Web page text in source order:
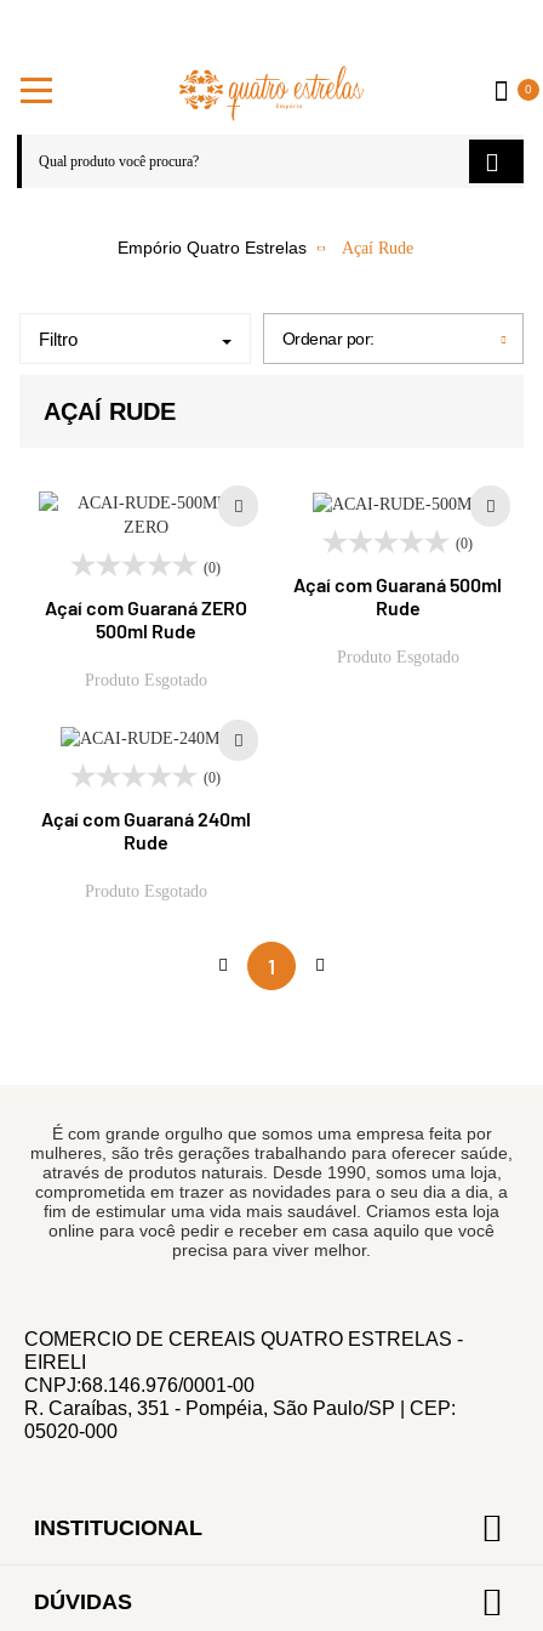
0
Açaí Rude
AÇAÍ RUDE
Ordenar por:
(0)
Açaí com Guaraná ZERO
500ml Rude
Produto Esgotado
(0)
Açaí com Guaraná 500ml
Rude
Produto Esgotado
(0)
Açaí com Guaraná 240ml
Rude
Produto Esgotado
1
Filtro
É com grande orgulho que somos uma empresa feita por
mulheres, são três gerações trabalhando para oferecer saúde,
através de produtos naturais. Desde 1990, somos uma loja,
comprometida em trazer as novidades para o seu dia a dia, a
fim de estimular uma vida mais saudável. Criamos esta loja
online para você pedir e receber em casa aquilo que você
precisa para viver melhor.
COMERCIO DE CEREAIS QUATRO ESTRELAS -
EIRELI
CNPJ:68.146.976/0001-00
R. Caraíbas, 351 - Pompéia, São Paulo/SP | CEP:
05020-000
INSTITUCIONAL
DÚVIDAS